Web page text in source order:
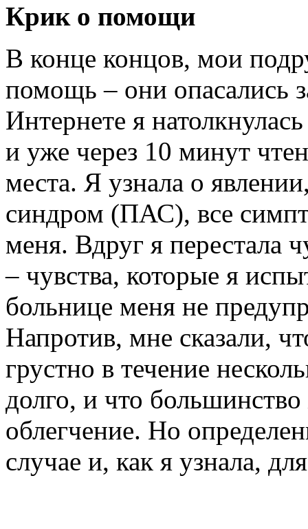
Крик о помощи
В конце концов, мои
помощь – они опасались
Интернете я
и уже через 10 минут
места. Я узнала о
синдром (ПАС), все
меня. Вдруг я перестала
– чувства, которые я
больнице меня не
Напротив, мне сказали,
грустно в течение
долго, и что
облегчение. Но
случае и, как я узнала,